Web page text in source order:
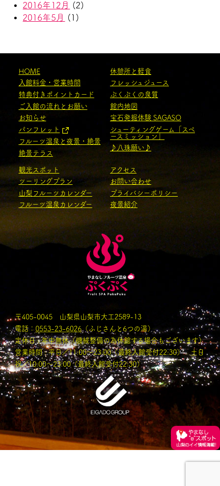
2016年12月
(2)
2016年5月
(1)
HOME
入館料金・営業時間
特典付きポイントカード
ご入館の流れとお願い
お知らせ
パンフレット
フルーツ温泉と夜景・絶景
絶景テラス
休憩所と軽食
フレッシュジュース
ぷくぷくの泉質
館内地図
宝石発掘体験 SAGASO
シューティングゲーム「スペ
ースミッション」
♪八珠願い♪
観光スポット
ツーリングプラン
山梨フルーツカレンダー
フルーツ温泉カレンダー
アクセス
お問い合わせ
プライバシーポリシー
夜景紹介
〒405-0045 山梨県山梨市大工2589-13
電話：0553-23-6026（ふじさんと6つの湯）
定休日 : 年中無休（機械整備の為休館する場合もございます）
営業時間 : 平日／11:00〜23:00（最終入館受付22:30） 土日
祝／10:00～23:00（最終入館受付22:30）